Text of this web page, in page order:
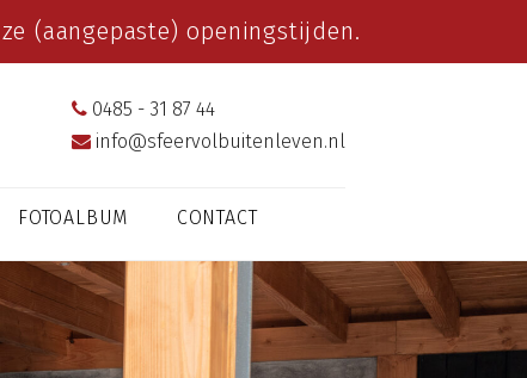
(aangepaste) openingstijden.
0485 - 31 87 44
info@sfeervolbuitenleven.nl
FOTOALBUM CONTACT